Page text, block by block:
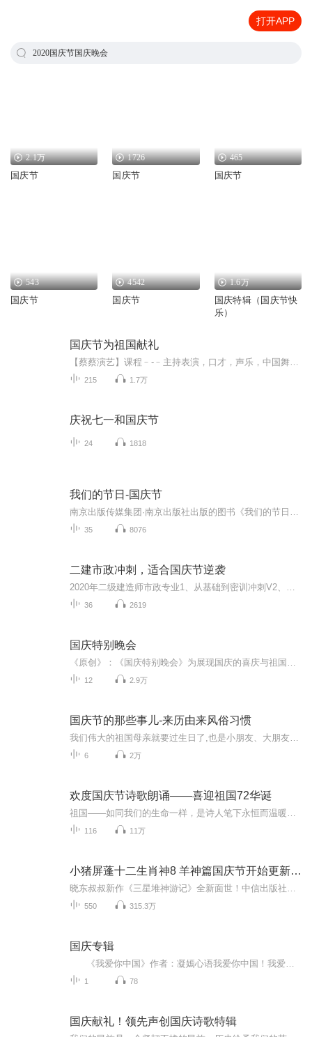
打开APP
2020国庆节国庆晚会
2.1万
国庆节
1726
国庆节
465
国庆节
543
国庆节
4542
国庆节
1.6万
国庆特辑（国庆节快
乐）
国庆节为祖国献礼
215 1.7万
庆祝七一和国庆节
24 1818
我们的节日-国庆节
35 8076
二建市政冲刺，适合国庆节逆袭
36 2619
国庆特别晚会
12 2.9万
国庆节的那些事儿-来历由来风俗习惯
6 2万
欢度国庆节诗歌朗诵——喜迎祖国72华诞
116 11万
小猪屏蓬十二生肖神8 羊神篇国庆节开始更新啦！
550 315.3万
国庆专辑
1 78
国庆献礼！领先声创国庆诗歌特辑